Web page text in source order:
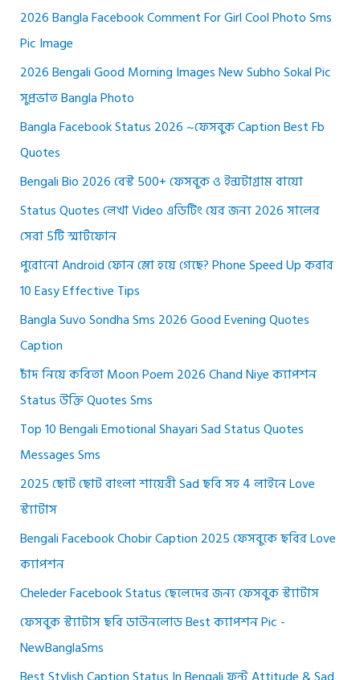
2026 Bangla Facebook Comment For Girl Cool Photo Sms
Pic Image
2026 Bengali Good Morning Images New Subho Sokal Pic
সুপ্রভাত Bangla Photo
Bangla Facebook Status 2026 ~ফেসবুক Caption Best Fb
Quotes
Bengali Bio 2026 বেস্ট 500+ ফেসবুক ও ইন্সটাগ্রাম বায়ো
Status Quotes লেখা Video এডিটিং য়ের জন্য 2026 সালের
সেরা 5টি স্মার্টফোন
পুরোনো Android ফোন স্লো হয়ে গেছে? Phone Speed Up করার
10 Easy Effective Tips
Bangla Suvo Sondha Sms 2026 Good Evening Quotes
Caption
চাঁদ নিয়ে কবিতা Moon Poem 2026 Chand Niye ক্যাপশন
Status উক্তি Quotes Sms
Top 10 Bengali Emotional Shayari Sad Status Quotes
Messages Sms
2025 ছোট ছোট বাংলা শায়েরী Sad ছবি সহ 4 লাইনে Love
স্ট্যাটাস
Bengali Facebook Chobir Caption 2025 ফেসবুকে ছবির Love
ক্যাপশন
Cheleder Facebook Status ছেলেদের জন্য ফেসবুক স্ট্যাটাস
ফেসবুক স্ট্যাটাস ছবি ডাউনলোড Best ক্যাপশন Pic -
NewBanglaSms